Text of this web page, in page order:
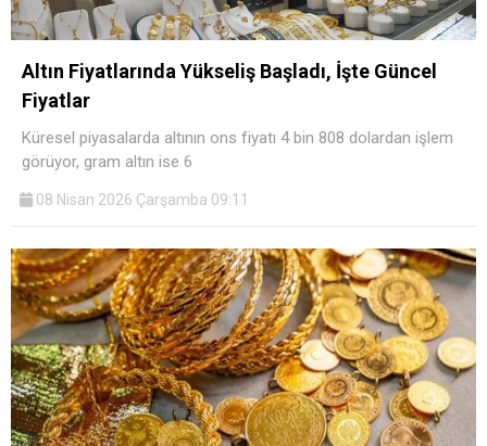
Altın Fiyatlarında Yükseliş Başladı, İşte Güncel
Fiyatlar
Küresel piyasalarda altının ons fiyatı 4 bin 808 dolardan işlem
görüyor, gram altın ise 6
08 Nisan 2026 Çarşamba 09:11